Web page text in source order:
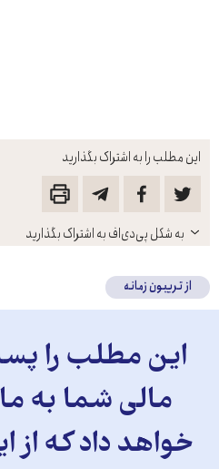
این مطلب را به اشتراک بگذارید
باز
کنید
به شکل پی‌دی‌اف به اشتراک بگذارید
از تریبون زمانه
این مطلب را
مالی شما به
خواهد داد که